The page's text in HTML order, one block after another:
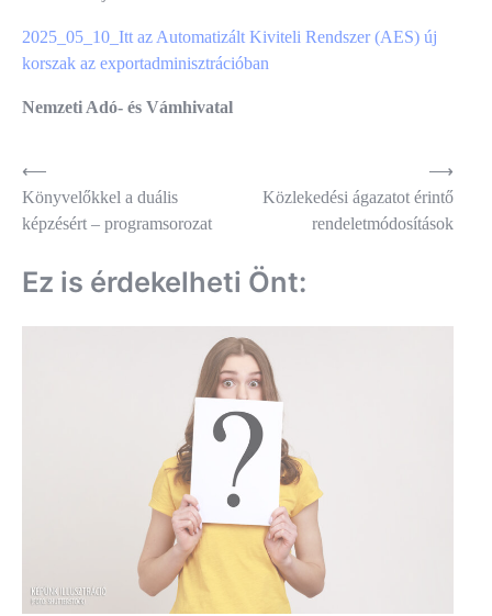
2025_05_10_Itt az Automatizált Kiviteli Rendszer (AES) új
korszak az exportadminisztrációban
Nemzeti Adó- és Vámhivatal
Bejegyzés
navigáció
⟵
Könyvelőkkel a duális
képzésért – programsorozat
Közlekedési ágazatot érintő
rendeletmódosítások
⟶
Ez is érdekelheti Önt: